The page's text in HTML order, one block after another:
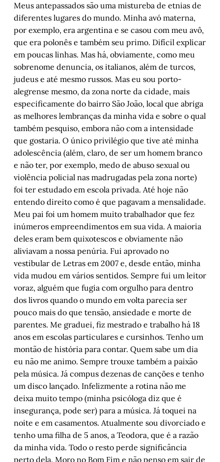
Meus antepassados são uma mistureba de etnias de
diferentes lugares do mundo. Minha avó materna,
por exemplo, era argentina e se casou com meu avô,
que era polonês e também seu primo. Difícil explicar
em poucas linhas. Mas há, obviamente, como meu
sobrenome denuncia, os italianos, além de turcos,
judeus e até mesmo russos. Mas eu sou porto-
alegrense mesmo, da zona norte da cidade, mais
especificamente do bairro São João, local que abriga
as melhores lembranças da minha vida e sobre o qual
também pesquiso, embora não com a intensidade
que gostaria. O único privilégio que tive até minha
adolescência (além, claro, de ser um homem branco
e não ter, por exemplo, medo de abuso sexual ou
violência policial nas madrugadas pela zona norte)
foi ter estudado em escola privada. Até hoje não
entendo direito como é que pagavam a mensalidade.
Meu pai foi um homem muito trabalhador que fez
inúmeros empreendimentos em sua vida. A maioria
deles eram bem quixotescos e obviamente não
aliviavam a nossa penúria. Fui aprovado no
vestibular de Letras em 2007 e, desde então, minha
vida mudou em vários sentidos. Sempre fui um leitor
voraz, alguém que fugia com orgulho para dentro
dos livros quando o mundo em volta parecia ser
pouco mais do que tensão, ansiedade e morte de
parentes. Me graduei, fiz mestrado e trabalho há 18
anos em escolas particulares e cursinhos. Tenho um
montão de história para contar. Quem sabe um dia
eu não me animo. Sempre trouxe também a paixão
pela música. Já compus dezenas de canções e tenho
um disco lançado. Infelizmente a rotina não me
deixa muito tempo (minha psicóloga diz que é
insegurança, pode ser) para a música. Já toquei na
noite e em casamentos. Atualmente sou divorciado e
tenho uma filha de 5 anos, a Teodora, que é a razão
da minha vida. Todo o resto perde significância
perto dela. Moro no Bom Fim e não penso em sair de